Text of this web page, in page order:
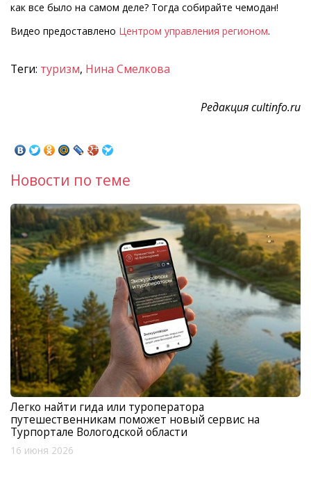
как все было на самом деле? Тогда собирайте чемодан!
Видео предоставлено Центром управления регионом.
Теги: туризм, Нина Смелкова
Редакция cultinfo.ru
Новости по теме
Легко найти гида или туроператора
путешественникам поможет новый сервис на
Турпортале Вологодской области
16 июня 2026